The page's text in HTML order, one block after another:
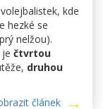
kde
hezké se
nelžou).
čtvrtou
druhou
článek